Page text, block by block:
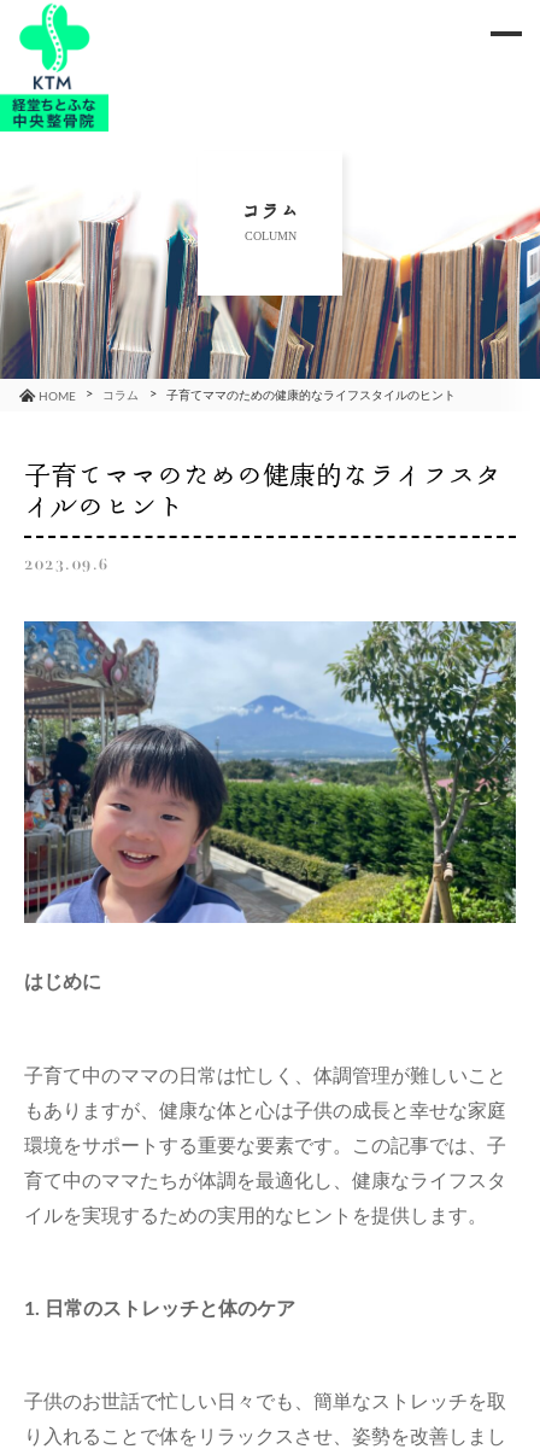
コラム
COLUMN
HOME コラム 子育てママのための健康的なライフスタイルのヒント
子育てママのための健康的なライフスタ
イルのヒント
2023.09.6
はじめに
子育て中のママの日常は忙しく、体調管理が難しいこと
もありますが、健康な体と心は子供の成長と幸せな家庭
環境をサポートする重要な要素です。この記事では、子
育て中のママたちが体調を最適化し、健康なライフスタ
イルを実現するための実用的なヒントを提供します。
1. 日常のストレッチと体のケア
子供のお世話で忙しい日々でも、簡単なストレッチを取
り入れることで体をリラックスさせ、姿勢を改善しまし
当院のご紹介
お知らせ
ブログ
コラム
アクセス